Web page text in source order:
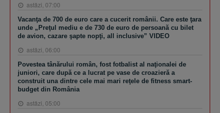
astăzi, 07:00
Vacanţa de 700 de euro care a cucerit românii. Care este ţara
unde „Preţul mediu e de 730 de euro de persoană cu bilet
de avion, cazare şapte nopţi, all inclusive” VIDEO
astăzi, 06:00
Povestea tânărului român, fost fotbalist al naţionalei de
juniori, care după ce a lucrat pe vase de croazieră a
construit una dintre cele mai mari reţele de fitness smart-
budget din România
astăzi, 05:00